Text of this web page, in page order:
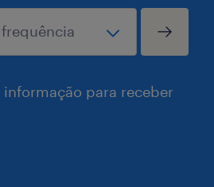
para receber